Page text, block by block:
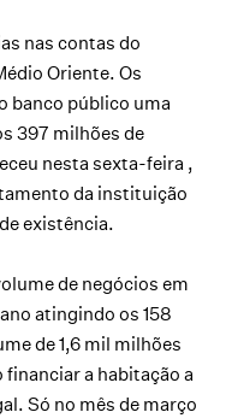
nas contas do
Oriente. Os
banco público uma
397 milhões de
nesta sexta-feira ,
da instituição
existência.
de negócios em
atingindo os 158
de 1,6 mil milhões
financiar a habitação a
Só no mês de março